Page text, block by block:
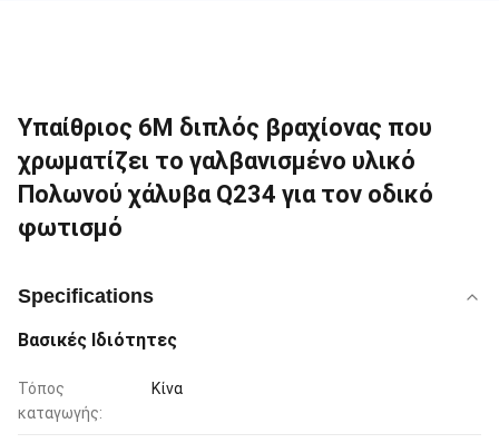
Υπαίθριος 6M διπλός βραχίονας που
χρωματίζει το γαλβανισμένο υλικό
Πολωνού χάλυβα Q234 για τον οδικό
φωτισμό
Specifications
Βασικές Ιδιότητες
Τόπος
καταγωγής:
Κίνα